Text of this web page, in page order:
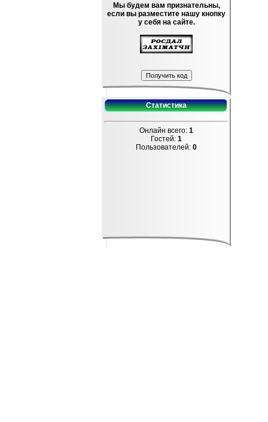
Мы будем вам признательны,
если вы разместите нашу кнопку
у себя на сайте.
Статистика
Онлайн всего: 1
Гостей: 1
Пользователей: 0